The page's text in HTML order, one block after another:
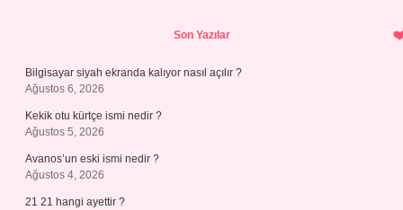
Son Yazılar
Bilgisayar siyah ekranda kalıyor nasıl açılır ?
Ağustos 6, 2026
Kekik otu kürtçe ismi nedir ?
Ağustos 5, 2026
Avanos’un eski ismi nedir ?
Ağustos 4, 2026
21 21 hangi ayettir ?